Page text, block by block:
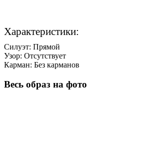
Характеристики:
Силуэт: Прямой
Узор: Отсутствует
Карман: Без карманов
Весь образ на фото